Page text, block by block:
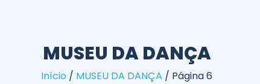
MUSEU DA DANÇA
Início / MUSEU DA DANÇA / Página 6